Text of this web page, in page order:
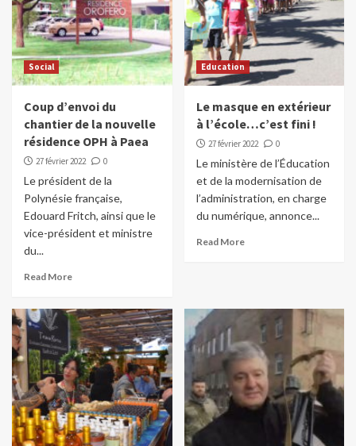
Social
Coup d’envoi du
chantier de la nouvelle
résidence OPH à Paea
27 février 2022 0
Le président de la
Polynésie française,
Edouard Fritch, ainsi que le
vice-président et ministre
du...
Read More
Education
Le masque en extérieur
à l’école…c’est fini !
27 février 2022 0
Le ministère de l’Éducation
et de la modernisation de
l’administration, en charge
du numérique, annonce...
Read More